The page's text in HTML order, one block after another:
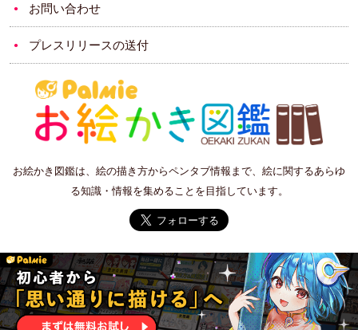
お問い合わせ
プレスリリースの送付
お絵かき図鑑は、絵の描き方からペンタブ情報まで、絵に関するあらゆ
る知識・情報を集めることを目指しています。